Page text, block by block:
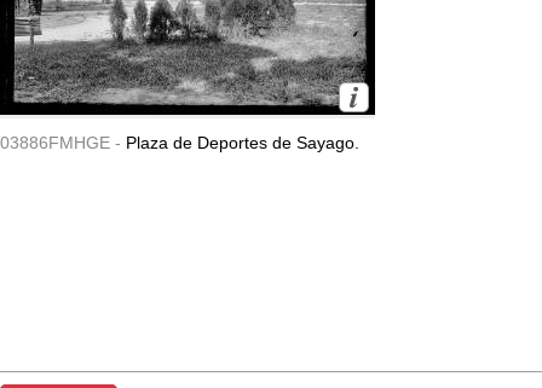
03886FMHGE - Plaza de Deportes de Sayago.